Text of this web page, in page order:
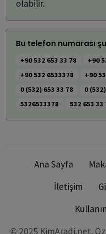
olabilir.
Bu telefon numarası
+90 532 653 33 78
+90
+90 532 6533378
+90
0 (532) 653 33 78
0
5326533378
532 653 33
Ana Sayfa
İletişim
© 2025 KimAradi.net.